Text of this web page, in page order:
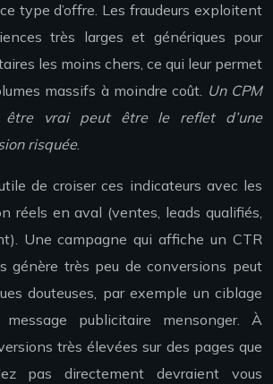
type d’offre. Les fraudeurs exploitent
très larges et génériques pour
les moins chers, ce qui leur permet
massifs à moindre coût. Un CPM
vrai peut être le reflet d’une
risquée.
de croiser ces indicateurs avec les
réels en aval (ventes, leads qualifiés,
Une campagne qui affiche un CTR
génère très peu de conversions peut
douteuses, par exemple un ciblage
publicitaire mensonger. À
très élevées sur des pages que
pas directement devraient vous